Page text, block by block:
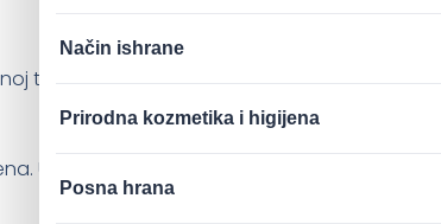
Način ishrane
Prirodna kozmetika i higijena
Posna hrana
temperaturi)
U našoj ponudi nalazi se više od 400